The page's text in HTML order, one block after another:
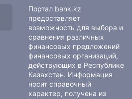
Портал bank.kz
предоставляет
возможность для выбора и
сравнения различных
финансовых предложений
финансовых организаций,
действующих в Республике
Казахстан. Информация
носит справочный
характер, получена из